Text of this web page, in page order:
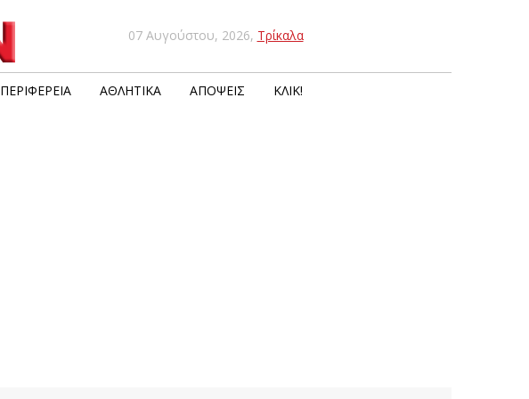
07 Αυγούστου, 2026, Τρίκαλα
ΠΕΡΙΦΈΡΕΙΑ ΑΘΛΗΤΙΚΆ ΑΠΌΨΕΙΣ ΚΛΙΚ!